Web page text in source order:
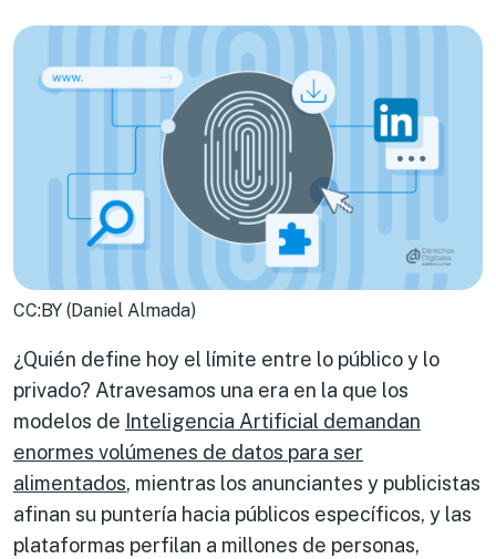
CC:BY (Daniel Almada)
¿Quién define hoy el límite entre lo público y lo
privado? Atravesamos una era en la que los
modelos de Inteligencia Artificial demandan
enormes volúmenes de datos para ser
alimentados, mientras los anunciantes y publicistas
afinan su puntería hacia públicos específicos, y las
plataformas perfilan a millones de personas,